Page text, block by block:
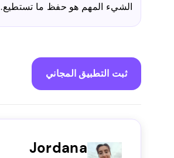
الشيء المهم هو حفظ ما تستطيع.
ثبت التطبيق المجاني
Jordana